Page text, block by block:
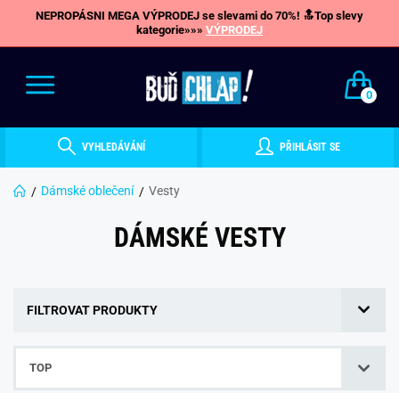
NEPROPÁSNI MEGA VÝPRODEJ se slevami do 70%! 🔝Top slevy
kategorie»»» VÝPRODEJ
0
VYHLEDÁVÁNÍ PŘIHLÁSIT SE
Dámské oblečení Vesty
DÁMSKÉ VESTY
FILTROVAT PRODUKTY
TOP